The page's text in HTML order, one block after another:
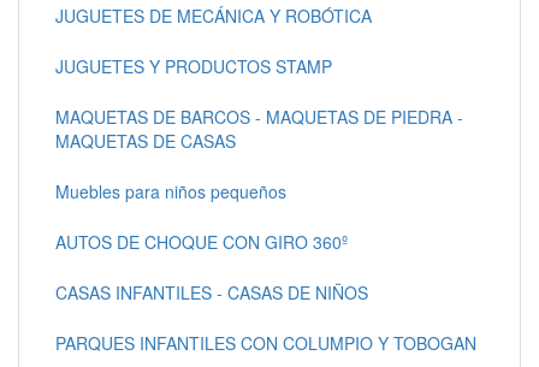
JUGUETES DE MECÁNICA Y ROBÓTICA
JUGUETES Y PRODUCTOS STAMP
MAQUETAS DE BARCOS - MAQUETAS DE PIEDRA -
MAQUETAS DE CASAS
Muebles para niños pequeños
AUTOS DE CHOQUE CON GIRO 360º
CASAS INFANTILES - CASAS DE NIÑOS
PARQUES INFANTILES CON COLUMPIO Y TOBOGAN